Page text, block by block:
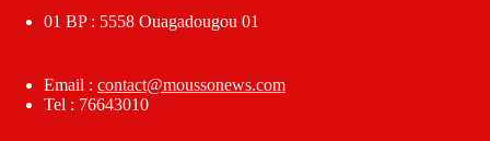
01 BP : 5558 Ouagadougou 01
Email : contact@moussonews.com
Tel : 76643010